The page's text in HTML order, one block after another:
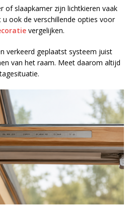
of slaapkamer zijn lichtkieren vaak
ook de verschillende opties voor
vergelijken.
verkeerd geplaatst systeem juist
van het raam. Meet daarom altijd